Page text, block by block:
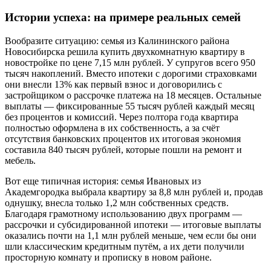
Истории успеха: на примере реальных семей
Вообразите ситуацию: семья из Калининского района
Новосибирска решила купить двухкомнатную квартиру в
новостройке по цене 7,15 млн рублей. У супругов всего 950
тысяч накоплений. Вместо ипотеки с дорогими страховками
они внесли 13% как первый взнос и договорились с
застройщиком о рассрочке платежа на 18 месяцев. Остальные
выплаты — фиксированные 55 тысяч рублей каждый месяц
без процентов и комиссий. Через полтора года квартира
полностью оформлена в их собственность, а за счёт
отсутствия банковских процентов их итоговая экономия
составила 840 тысяч рублей, которые пошли на ремонт и
мебель.
Вот еще типичная история: семья Ивановых из
Академгородка выбрала квартиру за 8,8 млн рублей и, продав
однушку, внесла только 1,2 млн собственных средств.
Благодаря грамотному использованию двух программ —
рассрочки и субсидированной ипотеки — итоговые выплаты
оказались почти на 1,1 млн рублей меньше, чем если бы они
шли классическим кредитным путём, а их дети получили
просторную комнату и прописку в новом районе.